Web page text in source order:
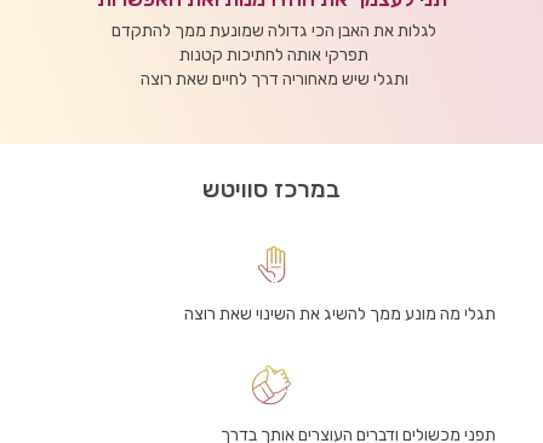
לגלות את האבן הכי גדולה שמונעת ממך להתקדם
תפרקי אותה לחתיכות קטנות
ותגלי שיש מאחוריה דרך לחיים שאת רוצה
במרכז סוויטש
תגלי מה מונע ממך להשיג את השינוי שאת רוצה
תפני מכשולים ודברים העוצרים אותך בדרך